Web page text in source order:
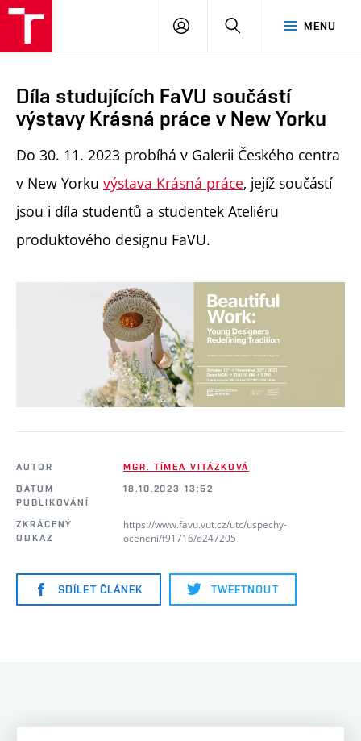
MENU
PŘIHLÁSIT
Díla studujících FaVU součástí
výstavy Krásná práce v New Yorku
Do 30. 11. 2023 probíhá v Galerii Českého centra
v New Yorku výstava Krásná práce, jejíž součástí
jsou i díla studentů a studentek Ateliéru
produktového designu FaVU.
AUTOR
MGR. TÍMEA VITÁZKOVÁ
DATUM
PUBLIKOVÁNÍ
18.10.2023 13:52
ZKRÁCENÝ
ODKAZ
https://www.favu.vut.cz/utc/uspechy-
oceneni/f91716/d247205
SDÍLET ČLÁNEK TWEETNOUT